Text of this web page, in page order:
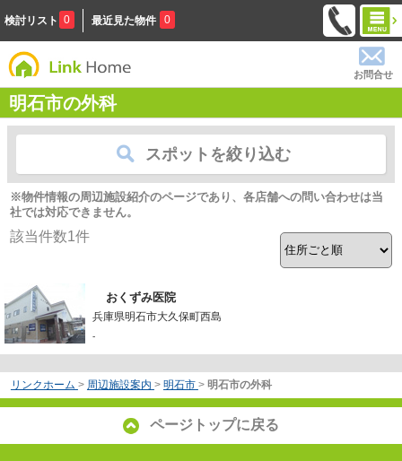
検討リスト 0 最近見た物件 0
お問合せ
明石市の外科
スポットを絞り込む
※物件情報の周辺施設紹介のページであり、各店舗への問い合わせは当
社では対応できません。
該当件数1件
おくずみ医院
兵庫県明石市大久保町西島
-
リンクホーム > 周辺施設案内 > 明石市 > 明石市の外科
ページトップに戻る